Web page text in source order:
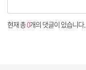
현재 총0개의 댓글이 있습니다.